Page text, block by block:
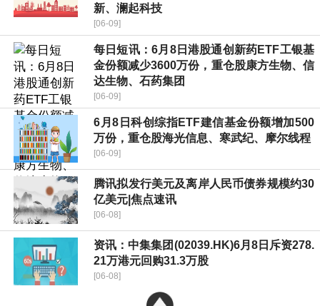
新、澜起科技
[06-09]
每日短讯：6月8日港股通创新药ETF工银基
金份额减少3600万份，重仓股康方生物、信
达生物、石药集团
[06-09]
6月8日科创综指ETF建信基金份额增加500
万份，重仓股海光信息、寒武纪、摩尔线程
[06-09]
腾讯拟发行美元及离岸人民币债券规模约30
亿美元|焦点速讯
[06-08]
资讯：中集集团(02039.HK)6月8日斥资278.
21万港元回购31.3万股
[06-08]